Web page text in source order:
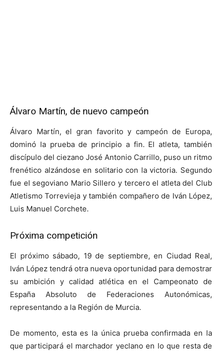
Álvaro Martín, de nuevo campeón
Álvaro Martín, el gran favorito y campeón de Europa,
dominó la prueba de principio a fin. El atleta, también
discípulo del ciezano José Antonio Carrillo, puso un ritmo
frenético alzándose en solitario con la victoria. Segundo
fue el segoviano Mario Sillero y tercero el atleta del Club
Atletismo Torrevieja y también compañero de Iván López,
Luis Manuel Corchete.
Próxima competición
El próximo sábado, 19 de septiembre, en Ciudad Real,
Iván López tendrá otra nueva oportunidad para demostrar
su ambición y calidad atlética en el Campeonato de
España Absoluto de Federaciones Autonómicas,
representando a la Región de Murcia.
De momento, esta es la única prueba confirmada en la
que participará el marchador yeclano en lo que resta de